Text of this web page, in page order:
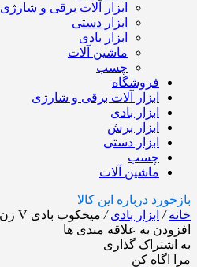
ابزار آلات برقی و شارژی
ابزار دستی
ابزار بادی
ماشین آلات
چسب
فروشگاه
ابزار آلات برقی و شارژی
ابزار بادی
ابزار برش
ابزار دستی
چسب
ماشین آلات
بازخورد درباره این کالا
خانه/ ابزار بادی/ میخکوب بادی V زن سوماک مدل V-15AH ا SUMAKE V-
افزودن به علاقه مندی ها
به اشتراک گذاری
مرا اگاه کن